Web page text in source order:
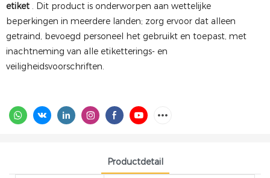
etiket . Dit product is onderworpen aan wettelijke
beperkingen in meerdere landen; zorg ervoor dat alleen
getraind, bevoegd personeel het gebruikt en toepast, met
inachtneming van alle etiketterings- en
veiligheidsvoorschriften.
Productdetail